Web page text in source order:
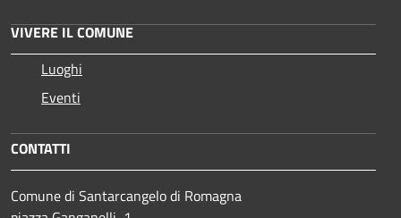
VIVERE IL COMUNE
Luoghi
Eventi
CONTATTI
Comune di Santarcangelo di Romagna